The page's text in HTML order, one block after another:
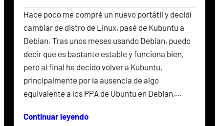
Hace poco me compré un nuevo portátil y decidí
cambiar de distro de Linux, pasé de Kubuntu a
Debian. Tras unos meses usando Debian, puedo
decir que es bastante estable y funciona bien,
pero al final he decido volver a Kubuntu,
principalmente por la ausencia de algo
equivalente a los PPA de Ubuntu en Debian,…
Continuar leyendo